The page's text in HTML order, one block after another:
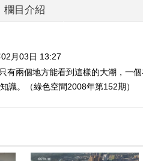
欄目介紹
月03日 13:27
有兩個地方能看到這樣的大潮，一
識。（綠色空間2008年第152期）